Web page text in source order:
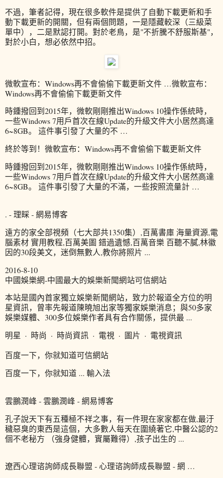
不過，筆者記得，現在很多軟件是提供了自動下載更新和手
動下載更新的開關，但有兩個問題，一是隱藏較深（三級菜
單中），二是默認打開。對於老鳥，是"不折騰不舒服斯基"，
對於小白，想必依然中招。
微軟宣布：Windows再不會偷偷下載更新文件 …微軟宣布：
Windows再不會偷偷下載更新文件
時鍾撥回到2015年，微軟剛剛推出Windows 10操作係統時，
一些Windows 7用戶首次在線Update的升級文件大小居然高達
6~8GB。 這件事引發了大量的不 …
終於等到！微軟宣布：Windows再不會偷偷下載更新文件
時鍾撥回到2015年，微軟剛剛推出Windows 10操作係統時，
一些Windows 7用戶首次在線Update的升級文件大小居然高達
6~8GB。 這件事引發了大量的不滿，一些按照流量計 …
. - 理睬 - 網易博客
遠方的家全部視頻（七大部共1350集）,百萬書庫 海量資源,電
腦素材 實用教程,百萬美圖 錯過遺憾,百萬音樂 百聽不膩,林徽
因的30段美文，迷倒無數人,教你將照片 ...
2016-8-10
中國娛樂網-中國最大的娛樂新聞網站可信網站
本站是國內首家獨立娛樂新聞網站，致力於報道全方位的明
星資訊，曾率先報道陳曉旭出家等獨家娛樂消息；與50多家
娛樂媒體、300多位娛樂作者具有合作關係，提供最 ...
明星 · 時尚 · 時尚資訊 · 電視 · 圖片 · 電視資訊
百度一下，你就知道可信網站
百度一下，你就知道 ... 輸入法
雲鵬潤峰 - 雲鵬潤峰 - 網易博客
孔子說天下有五種極不祥之事，有一件現在家家都在做,最汙
穢惡臭的東西是這個，大多數人每天在圍繞著它,中醫公認的2
個不老秘方 （強身健體，實屬難得）,孩子出生的 ...
遼西心理谘詢師成長聯盟 - 心理谘詢師成長聯盟 - 網 …